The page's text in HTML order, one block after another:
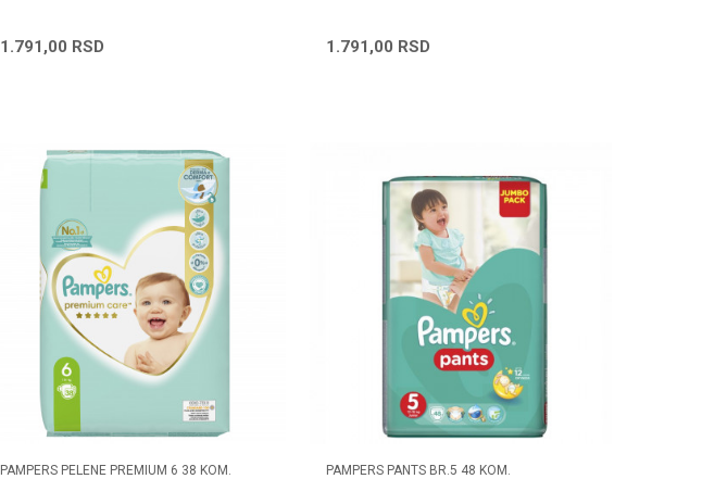
1.791,00 RSD 1.791,00 RSD
PAMPERS PELENE PREMIUM 6 38 KOM. PAMPERS PANTS BR.5 48 KOM.